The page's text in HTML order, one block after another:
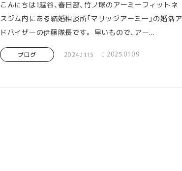
こんにちは！越谷、春日部、竹ノ塚のアーミーフィットネ
スジム内にある結婚相談所「マリッジアーミー」の婚活ア
ドバイザーの伊藤隊長です。 早いもので、アー...
ブログ 2024.11.15 2025.01.09